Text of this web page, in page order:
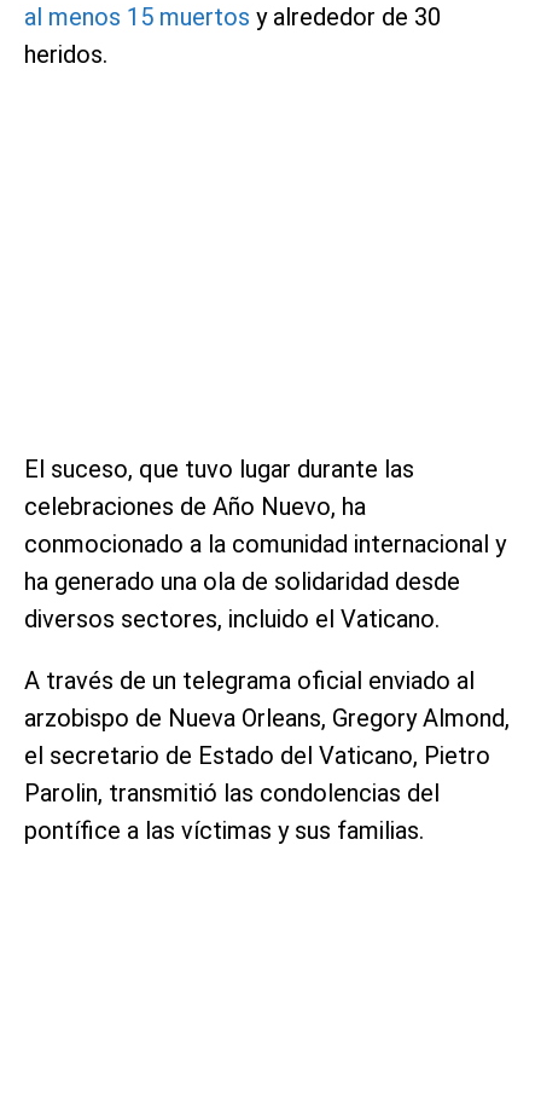
al menos 15 muertos y alrededor de 30
heridos.
El suceso, que tuvo lugar durante las
celebraciones de Año Nuevo, ha
conmocionado a la comunidad internacional y
ha generado una ola de solidaridad desde
diversos sectores, incluido el Vaticano.
A través de un telegrama oficial enviado al
arzobispo de Nueva Orleans, Gregory Almond,
el secretario de Estado del Vaticano, Pietro
Parolin, transmitió las condolencias del
pontífice a las víctimas y sus familias.